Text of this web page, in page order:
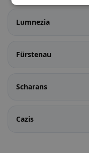
Lumnezia
Fürstenau
Scharans
Cazis